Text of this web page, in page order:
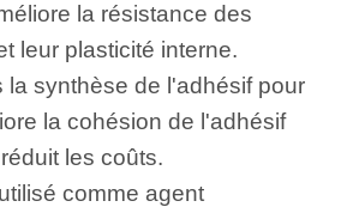
la résistance des
leur plasticité interne.
la synthèse de l'adhésif pour
la cohésion de l'adhésif
les coûts.
comme agent